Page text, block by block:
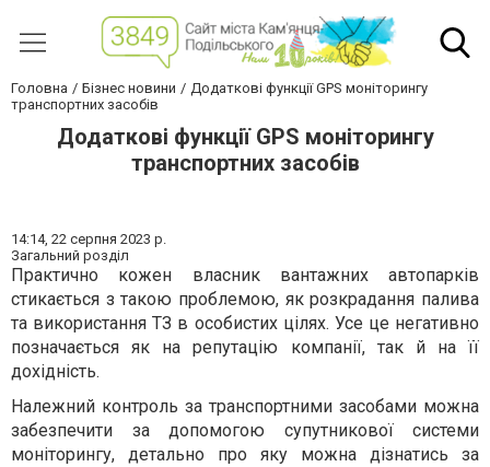
Головна Бізнес новини
Додаткові функції GPS моніторингу
транспортних засобів
Додаткові функції GPS моніторингу
транспортних засобів
14:14, 22 серпня 2023 р.
Загальний розділ
Практично кожен власник вантажних автопарків
стикається з такою проблемою, як розкрадання палива
та використання ТЗ в особистих цілях. Усе це негативно
позначається як на репутацію компанії, так й на її
дохідність.
Належний контроль за транспортними засобами можна
забезпечити за допомогою супутникової системи
моніторингу, детально про яку можна дізнатись за